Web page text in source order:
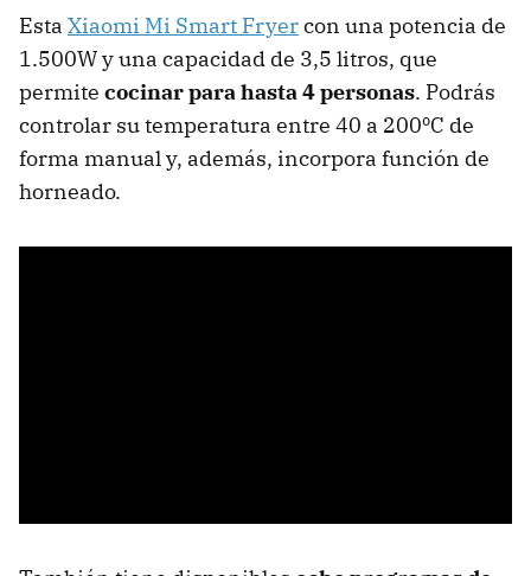
Esta Xiaomi Mi Smart Fryercon una potencia de
1.500W y una capacidad de 3,5 litros, que
permite cocinar para hasta 4 personas. Podrás
controlar su temperatura entre 40 a 200ºC de
forma manual y, además, incorpora función de
horneado.